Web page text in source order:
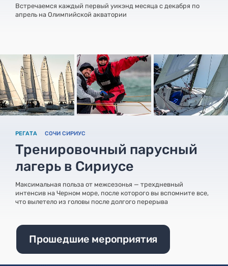
Встречаемся каждый первый уикэнд месяца с декабря по
апрель на Олимпийской акватории
РЕГАТА СОЧИ СИРИУС
Тренировочный парусный
лагерь в Сириусе
Максимальная польза от межсезонья — трехдневный
интенсив на Черном море, после которого вы вспомните все,
что вылетело из головы после долгого перерыва
Прошедшие мероприятия